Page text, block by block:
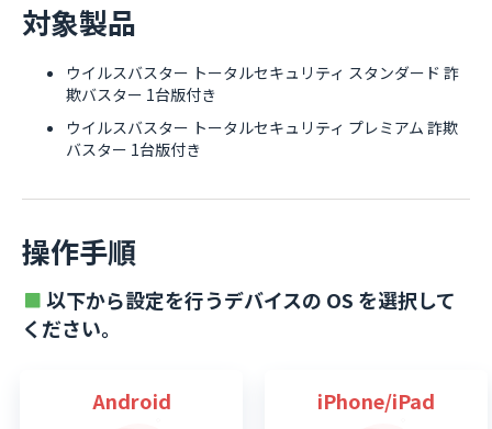
対象製品
ウイルスバスター トータルセキュリティ スタンダード 詐
欺バスター 1台版付き
ウイルスバスター トータルセキュリティ プレミアム 詐欺
バスター 1台版付き
操作手順
以下から設定を行うデバイスの OS を選択して
ください。
Android iPhone/iPad